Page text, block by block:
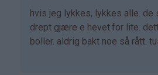
Som
svar
på
hvis jeg lykkes, lykkes alle. de
drept gjære e hevet.for lite.
boller. aldrig bakt noe så rått.